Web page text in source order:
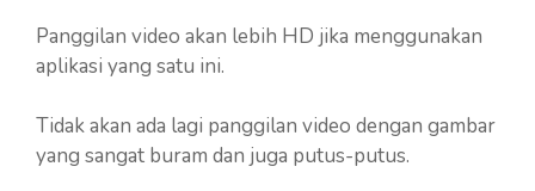
Panggilan video akan lebih HD jika menggunakan
aplikasi yang satu ini.
Tidak akan ada lagi panggilan video dengan gambar
yang sangat buram dan juga putus-putus.